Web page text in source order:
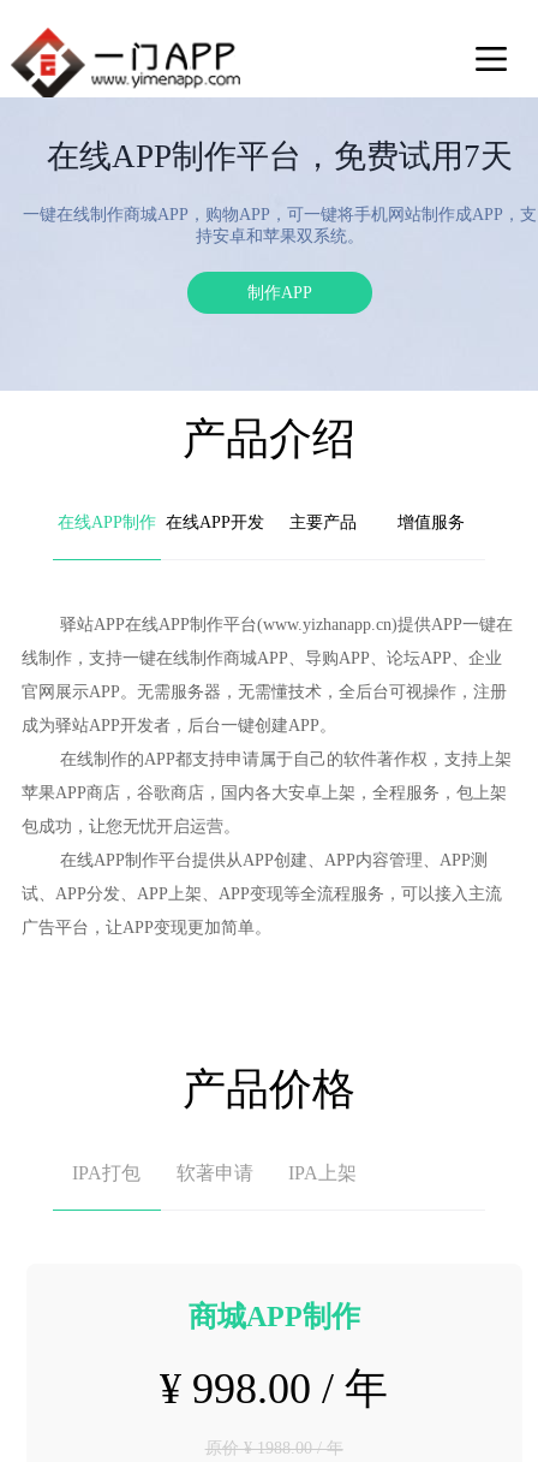
在线APP制作平台，免费试用7天
一键在线制作商城APP，购物APP，可一键将手机网站制作成APP，支
持安卓和苹果双系统。
制作APP
产品介绍
在线APP制作 在线APP开发 主要产品 增值服务
驿站APP在线APP制作平台(www.yizhanapp.cn)提供APP一键在
线制作，支持一键在线制作商城APP、导购APP、论坛APP、企业
官网展示APP。无需服务器，无需懂技术，全后台可视操作，注册
成为驿站APP开发者，后台一键创建APP。
在线制作的APP都支持申请属于自己的软件著作权，支持上架
苹果APP商店，谷歌商店，国内各大安卓上架，全程服务，包上架
包成功，让您无忧开启运营。
在线APP制作平台提供从APP创建、APP内容管理、APP测
试、APP分发、APP上架、APP变现等全流程服务，可以接入主流
广告平台，让APP变现更加简单。
产品价格
IPA打包 软著申请 IPA上架
商城APP制作
¥ 998.00 / 年
原价 ¥ 1988.00 / 年